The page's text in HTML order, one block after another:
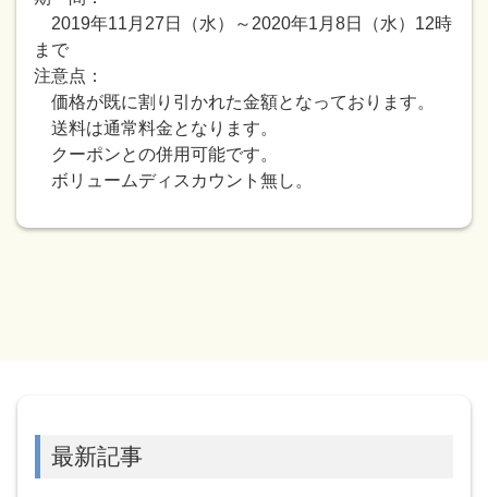
2019年11月27日（水）～2020年1月8日（水）12時
まで
注意点：
価格が既に割り引かれた金額となっております。
送料は通常料金となります。
クーポンとの併用可能です。
ボリュームディスカウント無し。
最新記事